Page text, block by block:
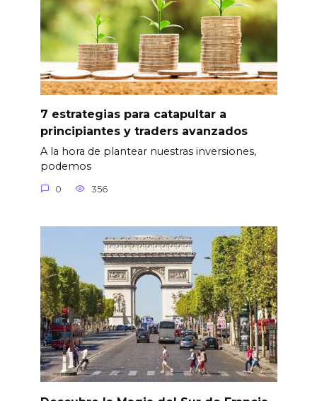
7 estrategias para catapultar a
principiantes y traders avanzados
A la hora de plantear nuestras inversiones,
podemos
0 356